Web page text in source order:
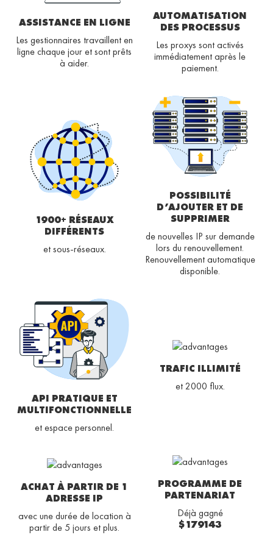
ASSISTANCE EN LIGNE
Les gestionnaires travaillent en
ligne chaque jour et sont prêts
à aider.
AUTOMATISATION
DES PROCESSUS
Les proxys sont activés
immédiatement après le
paiement.
1900+ RÉSEAUX
DIFFÉRENTS
et sous-réseaux.
POSSIBILITÉ
D’AJOUTER ET DE
SUPPRIMER
de nouvelles IP sur demande
lors du renouvellement.
Renouvellement automatique
disponible.
API PRATIQUE ET
MULTIFONCTIONNELLE
et espace personnel.
TRAFIC ILLIMITÉ
et 2000 flux.
ACHAT À PARTIR DE 1
ADRESSE IP
avec une durée de location à
partir de 5 jours et plus.
PROGRAMME DE
PARTENARIAT
Déjà gagné
$179143